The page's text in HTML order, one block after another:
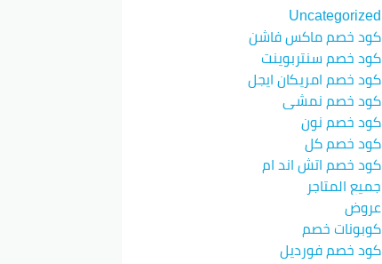
Uncategorized
كود خصم ماكس فاشن
كود خصم سنتربوينت
كود خصم امريكان ايجل
كود خصم نمشي
كود خصم نون
كود خصم كل
كود خصم اتش اند ام
جميع المتاجر
عروض
كوبونات خصم
كود خصم فورديل